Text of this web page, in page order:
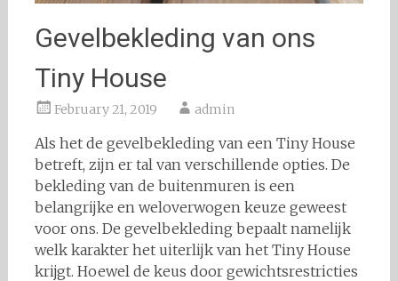
Gevelbekleding van ons
Tiny House
February 21, 2019 admin
Als het de gevelbekleding van een Tiny House
betreft, zijn er tal van verschillende opties. De
bekleding van de buitenmuren is een
belangrijke en weloverwogen keuze geweest
voor ons. De gevelbekleding bepaalt namelijk
welk karakter het uiterlijk van het Tiny House
krijgt. Hoewel de keus door gewichtsrestricties